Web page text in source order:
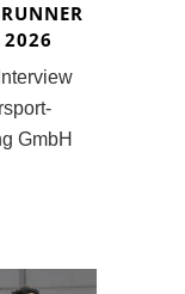
2026
GmbH